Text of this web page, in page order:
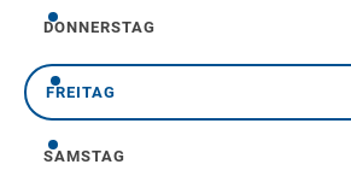
Donnerstag
DONNERSTAG
Freitag
FREITAG
Samstag
SAMSTAG